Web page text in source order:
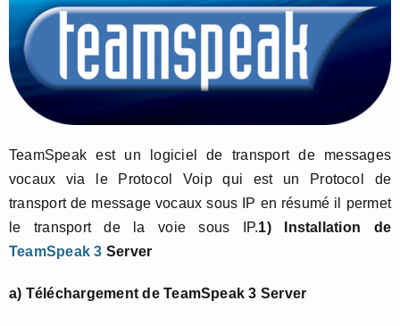
TeamSpeak est un logiciel de transport de messages
vocaux via le Protocol Voip qui est un Protocol de
transport de message vocaux sous IP en résumé il permet
le transport de la voie sous IP.1) Installation de
TeamSpeak 3 Server
a) Téléchargement de TeamSpeak 3 Server